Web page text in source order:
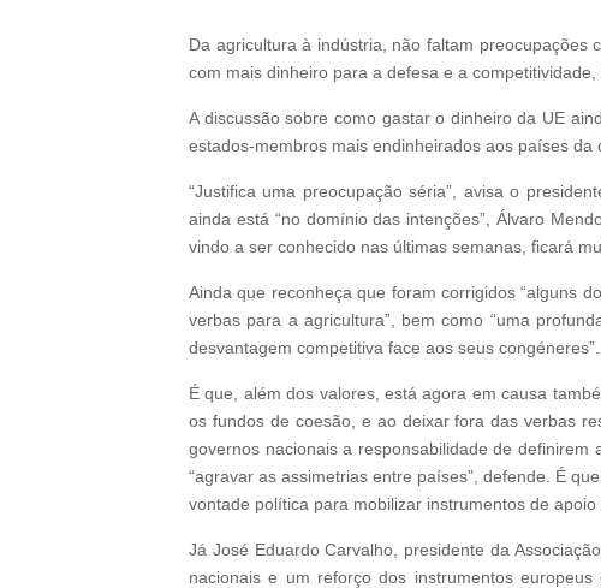
Da agricultura à indústria, não faltam preocupações
com mais dinheiro para a defesa e a
A discussão sobre como gastar o dinheiro da UE
estados-membros mais endinheirados aos países
“Justifica uma preocupação séria”, avisa o
ainda está “no domínio das intenções”, Álvaro
vindo a ser conhecido nas últimas semanas, ficará
Ainda que reconheça que foram corrigidos “alguns
verbas para a agricultura”, bem como “uma
desvantagem competitiva face aos seus congéneres”.
É que, além dos valores, está agora em causa
os fundos de coesão, e ao deixar fora das verbas
governos nacionais a responsabilidade de
“agravar as assimetrias entre países”, defende. É
vontade política para mobilizar instrumentos de
Já José Eduardo Carvalho, presidente da
nacionais e um reforço dos instrumentos